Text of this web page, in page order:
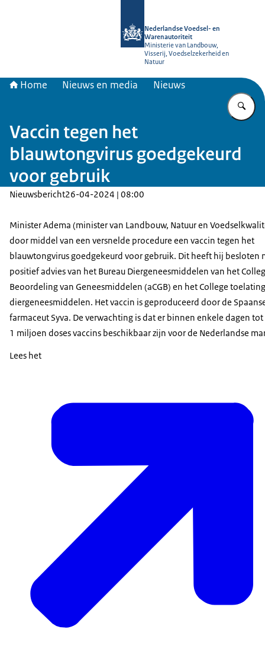
Nederlandse Voedsel- en
Warenautoriteit
Ministerie van Landbouw,
Visserij, Voedselzekerheid en
Natuur
Home Nieuws en media Nieuws
Vaccin tegen het
blauwtongvirus goedgekeurd
voor gebruik
Nieuwsbericht26-04-2024 | 08:00
Minister Adema (minister van Landbouw, Natuur en
door middel van een versnelde procedure een vaccin tegen het
blauwtongvirus goedgekeurd voor gebruik. Dit heeft hij besloten
positief advies van het Bureau Diergeneesmiddelen van het
Beoordeling van Geneesmiddelen (aCGB) en het College toelating
diergeneesmiddelen. Het vaccin is geproduceerd door de
farmaceut Syva. De verwachting is dat er binnen enkele dagen
1 miljoen doses vaccins beschikbaar zijn voor de Nederlandse
Lees het